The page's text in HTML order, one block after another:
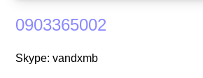
0903365002
Skype: vandxmb